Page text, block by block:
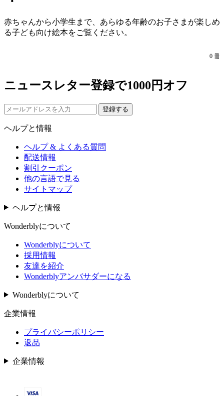
赤ちゃんから小学生まで、あらゆる年齢のお子さまが楽しめ
る子ども向け絵本をご覧ください。
0 冊
ニュースレター登録で1000円オフ
登録する
ヘルプと情報
ヘルプ & よくある質問
配送情報
割引クーポン
他の言語で見る
サイトマップ
ヘルプと情報
Wonderblyについて
Wonderblyについて
採用情報
友達を紹介
Wonderblyアンバサダーになる
Wonderblyについて
企業情報
プライバシーポリシー
返品
企業情報